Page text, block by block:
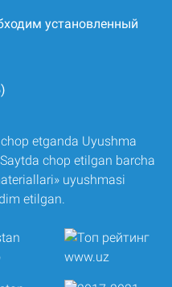
установленный
etganda Uyushma
chop etilgan barcha
uyushmasi
etilgan.